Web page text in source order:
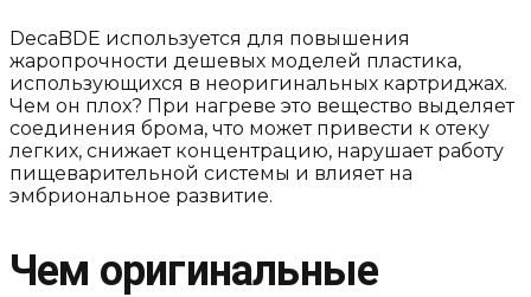
DecaBDE используется для повышения
жаропрочности дешевых моделей пластика,
использующихся в неоригинальных картриджах.
Чем он плох? При нагреве это вещество выделяет
соединения брома, что может привести к отеку
легких, снижает концентрацию, нарушает работу
пищеварительной системы и влияет на
эмбриональное развитие.
Чем оригинальные